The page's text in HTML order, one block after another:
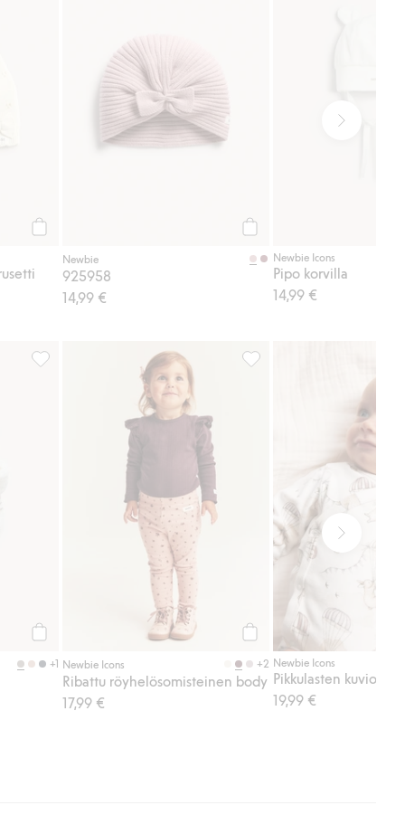
Newbie
925958
14,99 €
Newbie Icons
Pipo korvilla
14,99 €
+1
2 paria sukkia, Lisää suosikkeihin
Newbie Icons +2
Ribattu röyhelösomisteinen body
17,99 €
Ribattu
Newbie Icons
Pikkulasten kuvioitu
19,99 €